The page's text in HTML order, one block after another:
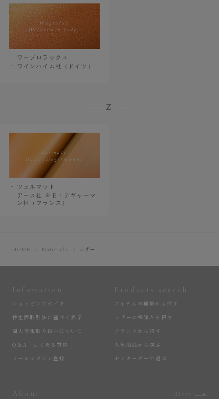
Waprolux
Weiheimer Leder
ワープロラックス
ワインハイム社（ドイツ）
Z
Zermatt
Haas (Degermann)
ツェルマット
アース社 ※旧：デギャーマ
ン社（フランス）
HOME Materials レザー
About More
Infomation
ショッピングガイド
特定商取引法に基づく表示
個人情報取り扱いについて
Q＆A｜よくある質問
メールマガジン登録
Products search
アイテムの種類から探す
レザーの種類から探す
ブランドから探す
人気商品から選ぶ
セミオーダーで選ぶ